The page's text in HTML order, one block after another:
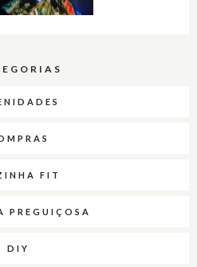
FIT
PREGUIÇOSA
DIY